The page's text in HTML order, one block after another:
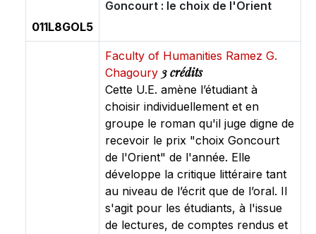
011L8GOL5
Goncourt : le choix de l'Orient
Faculty of Humanities Ramez G.
Chagoury 3 crédits
Cette U.E. amène l’étudiant à
choisir individuellement et en
groupe le roman qu'il juge digne de
recevoir le prix "choix Goncourt
de l'Orient" de l'année. Elle
développe la critique littéraire tant
au niveau de l’écrit que de l’oral. Il
s'agit pour les étudiants, à l'issue
de lectures, de comptes rendus et